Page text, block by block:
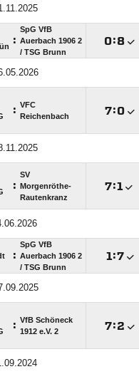
:
SpG VfB
Auerbach 1906 2
/​ TSG Brunn
:
: VFC
Reichenbach
:
:
SV
Morgenröthe-
Rautenkranz
:
:
SpG VfB
Auerbach 1906 2
/​ TSG Brunn
:
: VfB Schöneck
1912 e.V. 2
: